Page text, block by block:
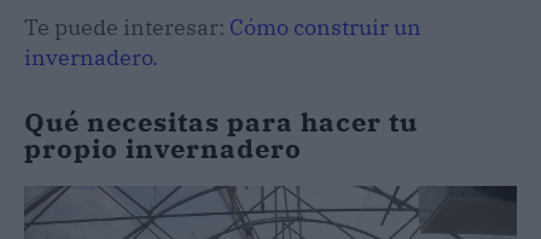
Te puede interesar: Cómo construir un
invernadero.
Qué necesitas para hacer tu
propio invernadero